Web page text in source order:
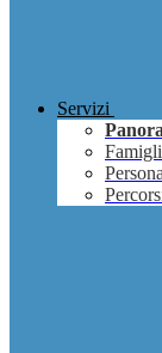
Servizi